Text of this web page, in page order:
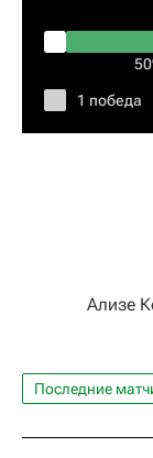
1 победа
Ализе
Последние